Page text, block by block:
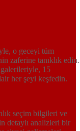
o geceyi tüm
zaferine tanıklık edin.
15
her şeyi keşfedin.
seçim bilgileri ve
detaylı analizleri bir